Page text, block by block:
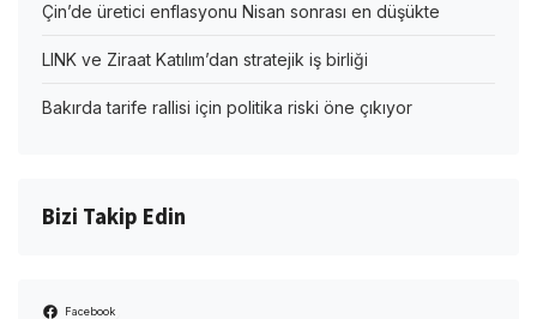
Çin’de üretici enflasyonu Nisan sonrası en düşükte
LINK ve Ziraat Katılım’dan stratejik iş birliği
Bakırda tarife rallisi için politika riski öne çıkıyor
Bizi Takip Edin
Facebook